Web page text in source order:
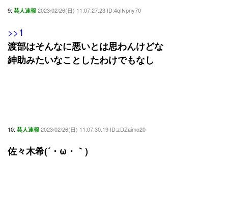
9: 芸人速報 2023/02/26(日) 11:07:27.23 ID:4qINpny70
>>1
渡部はそんなに悪いとは思わんけどな
紳助みたいなことしたわけでもなし
10: 芸人速報 2023/02/26(日) 11:07:30.19 ID:zDZaimo20
佐々木希(´・ω・｀)